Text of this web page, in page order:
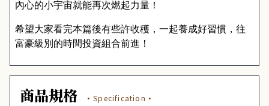
內心的小宇宙就能再次燃起力量 ！
希望大家看完本篇後有些許收穫 ， 一起養成好習慣 ， 往
富豪級別的時間投資組合前進 ！
商品規格 ·Specification·